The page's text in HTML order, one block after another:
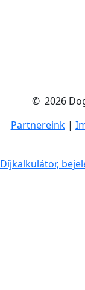
© 2026
Partnereink|
Díjkalkulátor,